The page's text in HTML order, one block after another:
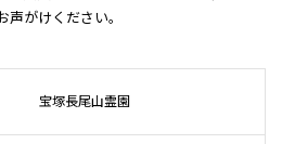
がけください。
宝塚長尾山霊園